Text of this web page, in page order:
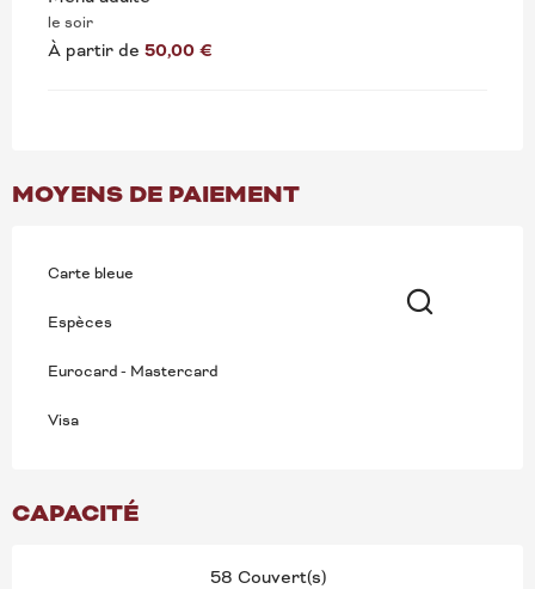
le soir
À partir de 50,00 €
MOYENS DE PAIEMENT
Carte bleue
Espèces
Eurocard - Mastercard
Visa
CAPACITÉ
58 Couvert(s)